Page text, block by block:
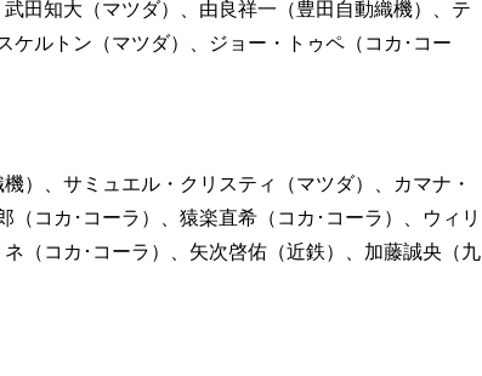
田知大（マツダ）、由良祥一（豊田自動織機）、テ
ケルトン（マツダ）、ジョー・トゥペ（コカ･コー
）、サミュエル・クリスティ（マツダ）、カマナ・
コカ･コーラ）、猿楽直希（コカ･コーラ）、ウィリ
（コカ･コーラ）、矢次啓佑（近鉄）、加藤誠央（九